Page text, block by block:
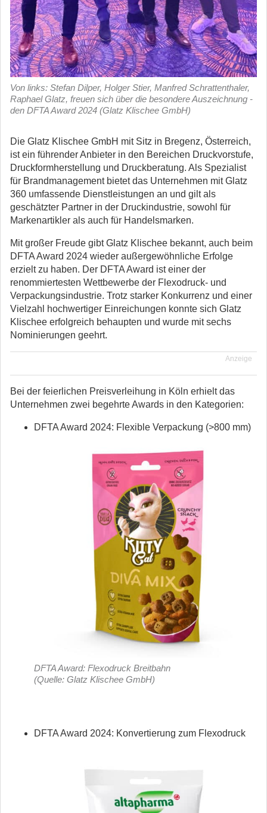
Von links: Stefan Dilper, Holger Stier, Manfred Schrattenthaler,
Raphael Glatz, freuen sich über die besondere Auszeichnung -
den DFTA Award 2024 (Glatz Klischee GmbH)
Die Glatz Klischee GmbH mit Sitz in Bregenz, Österreich,
ist ein führender Anbieter in den Bereichen Druckvorstufe,
Druckformherstellung und Druckberatung. Als Spezialist
für Brandmanagement bietet das Unternehmen mit Glatz
360 umfassende Dienstleistungen an und gilt als
geschätzter Partner in der Druckindustrie, sowohl für
Markenartikler als auch für Handelsmarken.
Mit großer Freude gibt Glatz Klischee bekannt, auch beim
DFTA Award 2024 wieder außergewöhnliche Erfolge
erzielt zu haben. Der DFTA Award ist einer der
renommiertesten Wettbewerbe der Flexodruck- und
Verpackungsindustrie. Trotz starker Konkurrenz und einer
Vielzahl hochwertiger Einreichungen konnte sich Glatz
Klischee erfolgreich behaupten und wurde mit sechs
Nominierungen geehrt.
Anzeige
Bei der feierlichen Preisverleihung in Köln erhielt das
Unternehmen zwei begehrte Awards in den Kategorien:
DFTA Award 2024: Flexible Verpackung (>800 mm)
DFTA Award: Flexodruck Breitbahn
(Quelle: Glatz Klischee GmbH)
DFTA Award 2024: Konvertierung zum Flexodruck